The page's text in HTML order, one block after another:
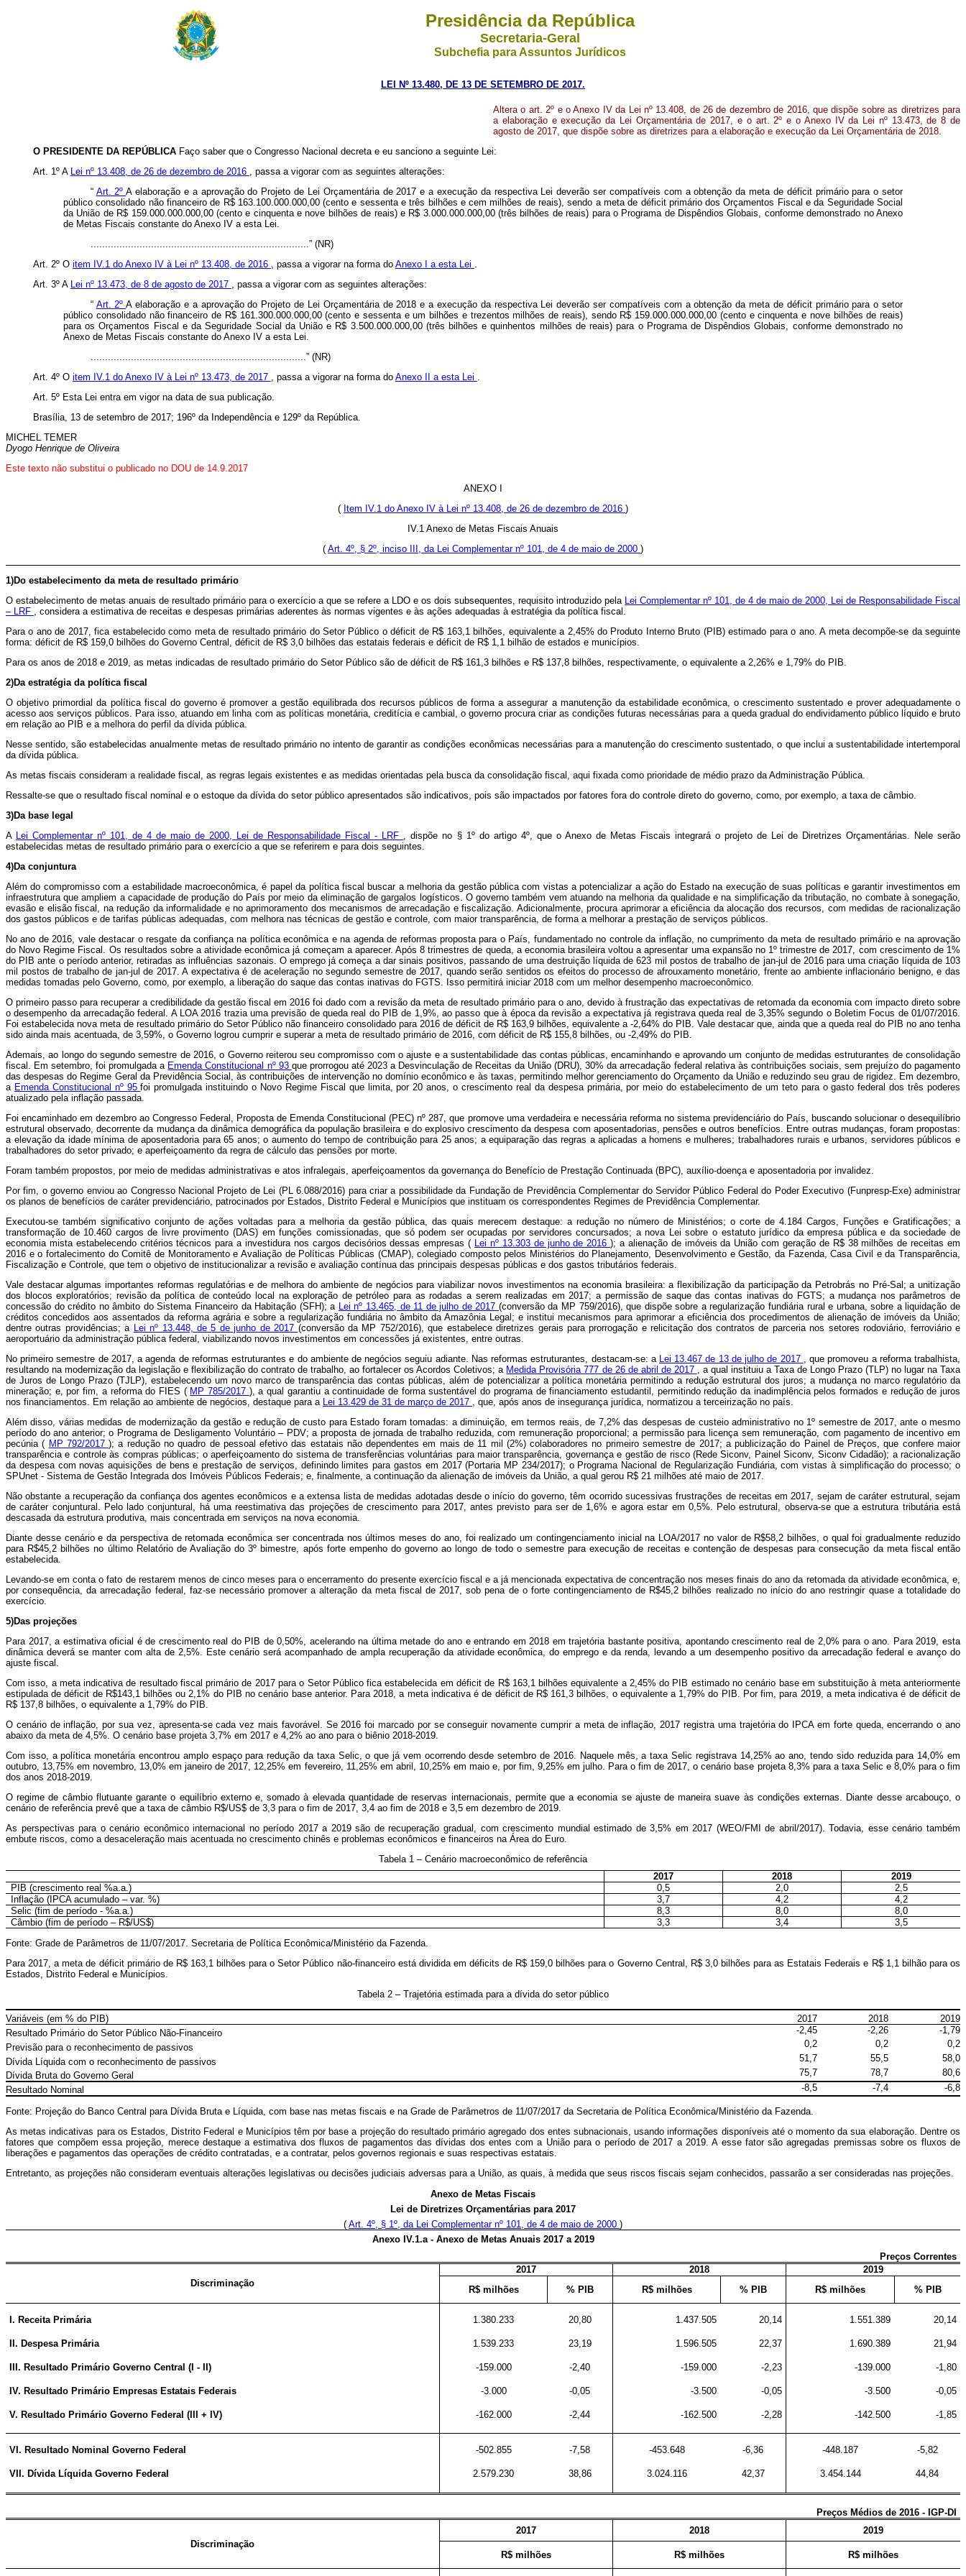
Presidência da República
Secretaria-Geral
Subchefia para Assuntos Jurídicos
LEI Nº 13.480, DE 13 DE SETEMBRO DE 2017.
Altera o art. 2º e o Anexo IV da Lei nº 13.408, de 26 de dezembro de 2016, que dispõe sobre as diretrizes para
a elaboração e execução da Lei Orçamentária de 2017, e o art. 2º e o Anexo IV da Lei nº 13.473, de 8 de
agosto de 2017, que dispõe sobre as diretrizes para a elaboração e execução da Lei Orçamentária de 2018.
O PRESIDENTE DA REPÚBLICA Faço saber que o Congresso Nacional decreta e eu sanciono a seguinte Lei:
Art. 1º A Lei nº 13.408, de 26 de dezembro de 2016 , passa a vigorar com as seguintes alterações:
“ Art. 2ºA elaboração e a aprovação do Projeto de Lei Orçamentária de 2017 e a execução da respectiva Lei deverão ser compatíveis com a obtenção da meta de déficit primário para o setor
público consolidado não financeiro de R$ 163.100.000.000,00 (cento e sessenta e três bilhões e cem milhões de reais), sendo a meta de déficit primário dos Orçamentos Fiscal e da Seguridade Social
da União de R$ 159.000.000.000,00 (cento e cinquenta e nove bilhões de reais) e R$ 3.000.000.000,00 (três bilhões de reais) para o Programa de Dispêndios Globais, conforme demonstrado no Anexo
de Metas Fiscais constante do Anexo IV a esta Lei.
............................................................................” (NR)
Art. 2º O item IV.1 do Anexo IV à Lei nº 13.408, de 2016 , passa a vigorar na forma do Anexo I a esta Lei .
Art. 3º A Lei nº 13.473, de 8 de agosto de 2017 , passa a vigorar com as seguintes alterações:
“ Art. 2ºA elaboração e a aprovação do Projeto de Lei Orçamentária de 2018 e a execução da respectiva Lei deverão ser compatíveis com a obtenção da meta de déficit primário para o setor
público consolidado não financeiro de R$ 161.300.000.000,00 (cento e sessenta e um bilhões e trezentos milhões de reais), sendo R$ 159.000.000.000,00 (cento e cinquenta e nove bilhões de reais)
para os Orçamentos Fiscal e da Seguridade Social da União e R$ 3.500.000.000,00 (três bilhões e quinhentos milhões de reais) para o Programa de Dispêndios Globais, conforme demonstrado no
Anexo de Metas Fiscais constante do Anexo IV a esta Lei.
...........................................................................” (NR)
Art. 4º O item IV.1 do Anexo IV à Lei nº 13.473, de 2017 , passa a vigorar na forma do Anexo II a esta Lei .
Art. 5º Esta Lei entra em vigor na data de sua publicação.
Brasília, 13 de setembro de 2017; 196º da Independência e 129º da República.
MICHEL TEMER
Dyogo Henrique de Oliveira
Este texto não substitui o publicado no DOU de 14.9.2017
ANEXO I
( Item IV.1 do Anexo IV à Lei nº 13.408, de 26 de dezembro de 2016 )
IV.1 Anexo de Metas Fiscais Anuais
( Art. 4º, § 2º, inciso III, da Lei Complementar nº 101, de 4 de maio de 2000 )
1)Do estabelecimento da meta de resultado primário
O estabelecimento de metas anuais de resultado primário para o exercício a que se refere a LDO e os dois subsequentes, requisito introduzido pela Lei Complementar nº 101, de 4 de maio de 2000, Lei de Responsabilidade Fiscal
– LRF
, considera a estimativa de receitas e despesas primárias aderentes às normas vigentes e às ações adequadas à estratégia da política fiscal.
Para o ano de 2017, fica estabelecido como meta de resultado primário do Setor Público o déficit de R$ 163,1 bilhões, equivalente a 2,45% do Produto Interno Bruto (PIB) estimado para o ano. A meta decompõe-se da seguinte
forma: déficit de R$ 159,0 bilhões do Governo Central, déficit de R$ 3,0 bilhões das estatais federais e déficit de R$ 1,1 bilhão de estados e municípios.
Para os anos de 2018 e 2019, as metas indicadas de resultado primário do Setor Público são de déficit de R$ 161,3 bilhões e R$ 137,8 bilhões, respectivamente, o equivalente a 2,26% e 1,79% do PIB.
2)Da estratégia da política fiscal
O objetivo primordial da política fiscal do governo é promover a gestão equilibrada dos recursos públicos de forma a assegurar a manutenção da estabilidade econômica, o crescimento sustentado e prover adequadamente o
acesso aos serviços públicos. Para isso, atuando em linha com as políticas monetária, creditícia e cambial, o governo procura criar as condições futuras necessárias para a queda gradual do endividamento público líquido e bruto
em relação ao PIB e a melhora do perfil da dívida pública.
Nesse sentido, são estabelecidas anualmente metas de resultado primário no intento de garantir as condições econômicas necessárias para a manutenção do crescimento sustentado, o que inclui a sustentabilidade intertemporal
da dívida pública.
As metas fiscais consideram a realidade fiscal, as regras legais existentes e as medidas orientadas pela busca da consolidação fiscal, aqui fixada como prioridade de médio prazo da Administração Pública.
Ressalte-se que o resultado fiscal nominal e o estoque da dívida do setor público apresentados são indicativos, pois são impactados por fatores fora do controle direto do governo, como, por exemplo, a taxa de câmbio.
3)Da base legal
A Lei Complementar nº 101, de 4 de maio de 2000, Lei de Responsabilidade Fiscal - LRF
, dispõe no § 1º do artigo 4º, que o Anexo de Metas Fiscais integrará o projeto de Lei de Diretrizes Orçamentárias. Nele serão
estabelecidas metas de resultado primário para o exercício a que se referirem e para dois seguintes.
4)Da conjuntura
Além do compromisso com a estabilidade macroeconômica, é papel da política fiscal buscar a melhoria da gestão pública com vistas a potencializar a ação do Estado na execução de suas políticas e garantir investimentos em
infraestrutura que ampliem a capacidade de produção do País por meio da eliminação de gargalos logísticos. O governo também vem atuando na melhoria da qualidade e na simplificação da tributação, no combate à sonegação,
evasão e elisão fiscal, na redução da informalidade e no aprimoramento dos mecanismos de arrecadação e fiscalização. Adicionalmente, procura aprimorar a eficiência da alocação dos recursos, com medidas de racionalização
dos gastos públicos e de tarifas públicas adequadas, com melhora nas técnicas de gestão e controle, com maior transparência, de forma a melhorar a prestação de serviços públicos.
No ano de 2016, vale destacar o resgate da confiança na política econômica e na agenda de reformas proposta para o País, fundamentado no controle da inflação, no cumprimento da meta de resultado primário e na aprovação
do Novo Regime Fiscal. Os resultados sobre a atividade econômica já começam a aparecer. Após 8 trimestres de queda, a economia brasileira voltou a apresentar uma expansão no 1º trimestre de 2017, com crescimento de 1%
do PIB ante o período anterior, retiradas as influências sazonais. O emprego já começa a dar sinais positivos, passando de uma destruição líquida de 623 mil postos de trabalho de jan-jul de 2016 para uma criação líquida de 103
mil postos de trabalho de jan-jul de 2017. A expectativa é de aceleração no segundo semestre de 2017, quando serão sentidos os efeitos do processo de afrouxamento monetário, frente ao ambiente inflacionário benigno, e das
medidas tomadas pelo Governo, como, por exemplo, a liberação do saque das contas inativas do FGTS. Isso permitirá iniciar 2018 com um melhor desempenho macroeconômico.
O primeiro passo para recuperar a credibilidade da gestão fiscal em 2016 foi dado com a revisão da meta de resultado primário para o ano, devido à frustração das expectativas de retomada da economia com impacto direto sobre
o desempenho da arrecadação federal. A LOA 2016 trazia uma previsão de queda real do PIB de 1,9%, ao passo que à época da revisão a expectativa já registrava queda real de 3,35% segundo o Boletim Focus de 01/07/2016.
Foi estabelecida nova meta de resultado primário do Setor Público não financeiro consolidado para 2016 de déficit de R$ 163,9 bilhões, equivalente a -2,64% do PIB. Vale destacar que, ainda que a queda real do PIB no ano tenha
sido ainda mais acentuada, de 3,59%, o Governo logrou cumprir e superar a meta de resultado primário de 2016, com déficit de R$ 155,8 bilhões, ou -2,49% do PIB.
Ademais, ao longo do segundo semestre de 2016, o Governo reiterou seu compromisso com o ajuste e a sustentabilidade das contas públicas, encaminhando e aprovando um conjunto de medidas estruturantes de consolidação
fiscal. Em setembro, foi promulgada a Emenda Constitucional nº 93 que prorrogou até 2023 a Desvinculação de Receitas da União (DRU), 30% da arrecadação federal relativa às contribuições sociais, sem prejuízo do pagamento
das despesas do Regime Geral da Previdência Social, às contribuições de intervenção no domínio econômico e às taxas, permitindo melhor gerenciamento do Orçamento da União e reduzindo seu grau de rigidez. Em dezembro,
a Emenda Constitucional nº 95foi promulgada instituindo o Novo Regime Fiscal que limita, por 20 anos, o crescimento real da despesa primária, por meio do estabelecimento de um teto para o gasto federal dos três poderes
atualizado pela inflação passada.
Foi encaminhado em dezembro ao Congresso Federal, Proposta de Emenda Constitucional (PEC) nº 287, que promove uma verdadeira e necessária reforma no sistema previdenciário do País, buscando solucionar o desequilíbrio
estrutural observado, decorrente da mudança da dinâmica demográfica da população brasileira e do explosivo crescimento da despesa com aposentadorias, pensões e outros benefícios. Entre outras mudanças, foram propostas:
a elevação da idade mínima de aposentadoria para 65 anos; o aumento do tempo de contribuição para 25 anos; a equiparação das regras a aplicadas a homens e mulheres; trabalhadores rurais e urbanos, servidores públicos e
trabalhadores do setor privado; e aperfeiçoamento da regra de cálculo das pensões por morte.
Foram também propostos, por meio de medidas administrativas e atos infralegais, aperfeiçoamentos da governança do Benefício de Prestação Continuada (BPC), auxílio-doença e aposentadoria por invalidez.
Por fim, o governo enviou ao Congresso Nacional Projeto de Lei (PL 6.088/2016) para criar a possibilidade da Fundação de Previdência Complementar do Servidor Público Federal do Poder Executivo (Funpresp-Exe) administrar
os planos de benefícios de caráter previdenciário, patrocinados por Estados, Distrito Federal e Municípios que instituam os correspondentes Regimes de Previdência Complementar.
Executou-se também significativo conjunto de ações voltadas para a melhoria da gestão pública, das quais merecem destaque: a redução no número de Ministérios; o corte de 4.184 Cargos, Funções e Gratificações; a
transformação de 10.460 cargos de livre provimento (DAS) em funções comissionadas, que só podem ser ocupadas por servidores concursados; a nova Lei sobre o estatuto jurídico da empresa pública e da sociedade de
economia mista estabelecendo critérios técnicos para a investidura nos cargos decisórios dessas empresas ( Lei nº 13.303 de junho de 2016); a alienação de imóveis da União com geração de R$ 38 milhões de receitas em
2016 e o fortalecimento do Comitê de Monitoramento e Avaliação de Políticas Públicas (CMAP), colegiado composto pelos Ministérios do Planejamento, Desenvolvimento e Gestão, da Fazenda, Casa Civil e da Transparência,
Fiscalização e Controle, que tem o objetivo de institucionalizar a revisão e avaliação contínua das principais despesas públicas e dos gastos tributários federais.
Vale destacar algumas importantes reformas regulatórias e de melhora do ambiente de negócios para viabilizar novos investimentos na economia brasileira: a flexibilização da participação da Petrobrás no Pré-Sal; a unitização
dos blocos exploratórios; revisão da política de conteúdo local na exploração de petróleo para as rodadas a serem realizadas em 2017; a permissão de saque das contas inativas do FGTS; a mudança nos parâmetros de
concessão do crédito no âmbito do Sistema Financeiro da Habitação (SFH); a Lei nº 13.465, de 11 de julho de 2017 (conversão da MP 759/2016), que dispõe sobre a regularização fundiária rural e urbana, sobre a liquidação de
créditos concedidos aos assentados da reforma agrária e sobre a regularização fundiária no âmbito da Amazônia Legal; e institui mecanismos para aprimorar a eficiência dos procedimentos de alienação de imóveis da União;
dentre outras providências; a Lei nº 13.448, de 5 de junho de 2017 (conversão da MP 752/2016), que estabelece diretrizes gerais para prorrogação e relicitação dos contratos de parceria nos setores rodoviário, ferroviário e
aeroportuário da administração pública federal, viabilizando novos investimentos em concessões já existentes, entre outras.
No primeiro semestre de 2017, a agenda de reformas estruturantes e do ambiente de negócios seguiu adiante. Nas reformas estruturantes, destacam-se: a Lei 13.467 de 13 de julho de 2017
, que promoveu a reforma trabalhista,
resultando na modernização da legislação e flexibilização do contrato de trabalho, ao fortalecer os Acordos Coletivos; a Medida Provisória 777 de 26 de abril de 2017
, a qual instituiu a Taxa de Longo Prazo (TLP) no lugar na Taxa
de Juros de Longo Prazo (TJLP), estabelecendo um novo marco de transparência das contas públicas, além de potencializar a política monetária permitindo a redução estrutural dos juros; a mudança no marco regulatório da
mineração; e, por fim, a reforma do FIES ( MP 785/2017 ), a qual garantiu a continuidade de forma sustentável do programa de financiamento estudantil, permitindo redução da inadimplência pelos formados e redução de juros
nos financiamentos. Em relação ao ambiente de negócios, destaque para a Lei 13.429 de 31 de março de 2017
, que, após anos de insegurança jurídica, normatizou a terceirização no país.
Além disso, várias medidas de modernização da gestão e redução de custo para Estado foram tomadas: a diminuição, em termos reais, de 7,2% das despesas de custeio administrativo no 1º semestre de 2017, ante o mesmo
período do ano anterior; o Programa de Desligamento Voluntário – PDV; a proposta de jornada de trabalho reduzida, com remuneração proporcional; a permissão para licença sem remuneração, com pagamento de incentivo em
pecúnia ( MP 792/2017); a redução no quadro de pessoal efetivo das estatais não dependentes em mais de 11 mil (2%) colaboradores no primeiro semestre de 2017; a publicização do Painel de Preços, que confere maior
transparência e controle às compras públicas; o aperfeiçoamento do sistema de transferências voluntárias para maior transparência, governança e gestão de risco (Rede Siconv, Painel Siconv, Siconv Cidadão); a racionalização
da despesa com novas aquisições de bens e prestação de serviços, definindo limites para gastos em 2017 (Portaria MP 234/2017); o Programa Nacional de Regularização Fundiária, com vistas à simplificação do processo; o
SPUnet - Sistema de Gestão Integrada dos Imóveis Públicos Federais; e, finalmente, a continuação da alienação de imóveis da União, a qual gerou R$ 21 milhões até maio de 2017.
Não obstante a recuperação da confiança dos agentes econômicos e a extensa lista de medidas adotadas desde o início do governo, têm ocorrido sucessivas frustrações de receitas em 2017, sejam de caráter estrutural, sejam
de caráter conjuntural. Pelo lado conjuntural, há uma reestimativa das projeções de crescimento para 2017, antes previsto para ser de 1,6% e agora estar em 0,5%. Pelo estrutural, observa-se que a estrutura tributária está
descasada da estrutura produtiva, mais concentrada em serviços na nova economia.
Diante desse cenário e da perspectiva de retomada econômica ser concentrada nos últimos meses do ano, foi realizado um contingenciamento inicial na LOA/2017 no valor de R$58,2 bilhões, o qual foi gradualmente reduzido
para R$45,2 bilhões no último Relatório de Avaliação do 3º bimestre, após forte empenho do governo ao longo de todo o semestre para execução de receitas e contenção de despesas para consecução da meta fiscal então
estabelecida.
Levando-se em conta o fato de restarem menos de cinco meses para o encerramento do presente exercício fiscal e a já mencionada expectativa de concentração nos meses finais do ano da retomada da atividade econômica, e,
por consequência, da arrecadação federal, faz-se necessário promover a alteração da meta fiscal de 2017, sob pena de o forte contingenciamento de R$45,2 bilhões realizado no início do ano restringir quase a totalidade do
exercício.
5)Das projeções
Para 2017, a estimativa oficial é de crescimento real do PIB de 0,50%, acelerando na última metade do ano e entrando em 2018 em trajetória bastante positiva, apontando crescimento real de 2,0% para o ano. Para 2019, esta
dinâmica deverá se manter com alta de 2,5%. Este cenário será acompanhado de ampla recuperação da atividade econômica, do emprego e da renda, levando a um desempenho positivo da arrecadação federal e avanço do
ajuste fiscal.
Com isso, a meta indicativa de resultado fiscal primário de 2017 para o Setor Público fica estabelecida em déficit de R$ 163,1 bilhões equivalente a 2,45% do PIB estimado no cenário base em substituição à meta anteriormente
estipulada de déficit de R$143,1 bilhões ou 2,1% do PIB no cenário base anterior. Para 2018, a meta indicativa é de déficit de R$ 161,3 bilhões, o equivalente a 1,79% do PIB. Por fim, para 2019, a meta indicativa é de déficit de
R$ 137,8 bilhões, o equivalente a 1,79% do PIB.
O cenário de inflação, por sua vez, apresenta-se cada vez mais favorável. Se 2016 foi marcado por se conseguir novamente cumprir a meta de inflação, 2017 registra uma trajetória do IPCA em forte queda, encerrando o ano
abaixo da meta de 4,5%. O cenário base projeta 3,7% em 2017 e 4,2% ao ano para o biênio 2018-2019.
Com isso, a política monetária encontrou amplo espaço para redução da taxa Selic, o que já vem ocorrendo desde setembro de 2016. Naquele mês, a taxa Selic registrava 14,25% ao ano, tendo sido reduzida para 14,0% em
outubro, 13,75% em novembro, 13,0% em janeiro de 2017, 12,25% em fevereiro, 11,25% em abril, 10,25% em maio e, por fim, 9,25% em julho. Para o fim de 2017, o cenário base projeta 8,3% para a taxa Selic e 8,0% para o fim
dos anos 2018-2019.
O regime de câmbio flutuante garante o equilíbrio externo e, somado à elevada quantidade de reservas internacionais, permite que a economia se ajuste de maneira suave às condições externas. Diante desse arcabouço, o
cenário de referência prevê que a taxa de câmbio R$/US$ de 3,3 para o fim de 2017, 3,4 ao fim de 2018 e 3,5 em dezembro de 2019.
As perspectivas para o cenário econômico internacional no período 2017 a 2019 são de recuperação gradual, com crescimento mundial estimado de 3,5% em 2017 (WEO/FMI de abril/2017). Todavia, esse cenário também
embute riscos, como a desaceleração mais acentuada no crescimento chinês e problemas econômicos e financeiros na Área do Euro.
Tabela 1 – Cenário macroeconômico de referência
2017
2018
2019
PIB (crescimento real %a.a.)
0,5 2,0
2,5
Inflação (IPCA acumulado – var. %)
3,7 4,2
4,2
Selic (fim de período - %a.a.)
8,3 8,0
8,0
Câmbio (fim de período – R$/US$)
3,3 3,4
3,5
Fonte: Grade de Parâmetros de 11/07/2017. Secretaria de Política Econômica/Ministério da Fazenda.
Para 2017, a meta de déficit primário de R$ 163,1 bilhões para o Setor Público não-financeiro está dividida em déficits de R$ 159,0 bilhões para o Governo Central, R$ 3,0 bilhões para as Estatais Federais e R$ 1,1 bilhão para os
Estados, Distrito Federal e Municípios.
Tabela 2 – Trajetória estimada para a dívida do setor público
Variáveis (em % do PIB) 2017 2018
2019
Resultado Primário do Setor Público Não-Financeiro
-2,45 -2,26
-1,79
Previsão para o reconhecimento de passivos
0,2 0,2
0,2
Dívida Líquida com o reconhecimento de passivos
51,7 55,5
58,0
Dívida Bruta do Governo Geral
75,7 78,7
80,6
Resultado Nominal
-8,5 -7,4 -6,8
Fonte: Projeção do Banco Central para Dívida Bruta e Líquida, com base nas metas fiscais e na Grade de Parâmetros de 11/07/2017 da Secretaria de Política Econômica/Ministério da Fazenda.
As metas indicativas para os Estados, Distrito Federal e Municípios têm por base a projeção do resultado primário agregado dos entes subnacionais, usando informações disponíveis até o momento da sua elaboração. Dentre os
fatores que compõem essa projeção, merece destaque a estimativa dos fluxos de pagamentos das dívidas dos entes com a União para o período de 2017 a 2019. A esse fator são agregadas premissas sobre os fluxos de
liberações e pagamentos das operações de crédito contratadas, e a contratar, pelos governos regionais e suas respectivas estatais.
Entretanto, as projeções não consideram eventuais alterações legislativas ou decisões judiciais adversas para a União, as quais, à medida que seus riscos fiscais sejam conhecidos, passarão a ser consideradas nas projeções.
Anexo de Metas Fiscais
Lei de Diretrizes Orçamentárias para 2017
( Art. 4º, § 1º, da Lei Complementar nº 101, de 4 de maio de 2000 )
Anexo IV.1.a - Anexo de Metas Anuais 2017 a 2019
Preços Correntes
Discriminação
2017 2018
2019
R$ milhões
% PIB R$ milhões % PIB R$ milhões % PIB
I. Receita Primária 1.380.233 20,80 1.437.505 20,14 1.551.389 20,14
II. Despesa Primária 1.539.233 23,19 1.596.505 22,37 1.690.389 21,94
III. Resultado Primário Governo Central (I - II) -159.000 -2,40 -159.000 -2,23 -139.000 -1,80
IV. Resultado Primário Empresas Estatais Federais -3.000 -0,05 -3.500 -0,05 -3.500 -0,05
V. Resultado Primário Governo Federal (III + IV) -162.000 -2,44 -162.500 -2,28 -142.500 -1,85
VI. Resultado Nominal Governo Federal -502.855 -7,58 -453.648 -6,36 -448.187 -5,82
VII. Dívida Líquida Governo Federal 2.579.230 38,86 3.024.116 42,37 3.454.144 44,84
Preços Médios de 2016 - IGP-DI
Discriminação
2017 2018 2019
R$ milhões R$ milhões R$ milhões